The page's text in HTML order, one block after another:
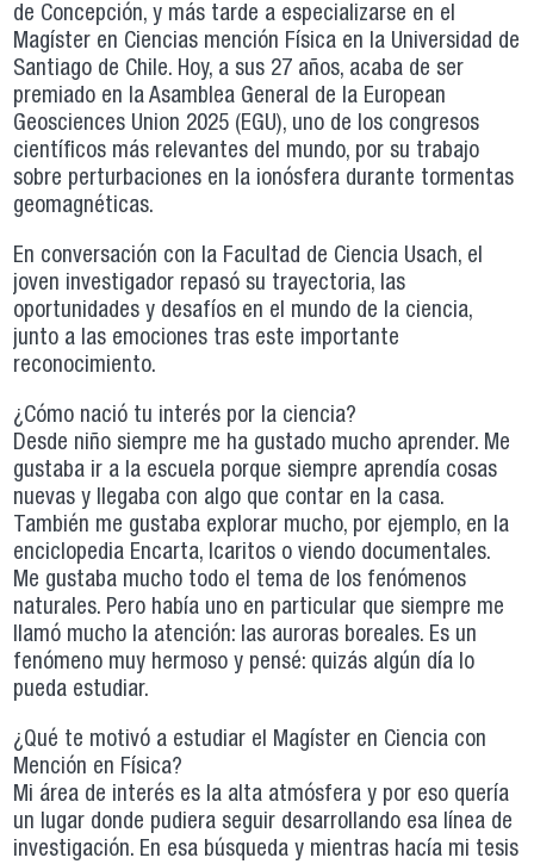
de Concepción, y más tarde a especializarse en el
Magíster en Ciencias mención Física en la Universidad de
Santiago de Chile. Hoy, a sus 27 años, acaba de ser
premiado en la Asamblea General de la European
Geosciences Union 2025 (EGU), uno de los congresos
científicos más relevantes del mundo, por su trabajo
sobre perturbaciones en la ionósfera durante tormentas
geomagnéticas.
En conversación con la Facultad de Ciencia Usach, el
joven investigador repasó su trayectoria, las
oportunidades y desafíos en el mundo de la ciencia,
junto a las emociones tras este importante
reconocimiento.
¿Cómo nació tu interés por la ciencia?
Desde niño siempre me ha gustado mucho aprender. Me
gustaba ir a la escuela porque siempre aprendía cosas
nuevas y llegaba con algo que contar en la casa.
También me gustaba explorar mucho, por ejemplo, en la
enciclopedia Encarta, Icaritos o viendo documentales.
Me gustaba mucho todo el tema de los fenómenos
naturales. Pero había uno en particular que siempre me
llamó mucho la atención: las auroras boreales. Es un
fenómeno muy hermoso y pensé: quizás algún día lo
pueda estudiar.
¿Qué te motivó a estudiar el Magíster en Ciencia con
Mención en Física?
Mi área de interés es la alta atmósfera y por eso quería
un lugar donde pudiera seguir desarrollando esa línea de
investigación. En esa búsqueda y mientras hacía mi tesis